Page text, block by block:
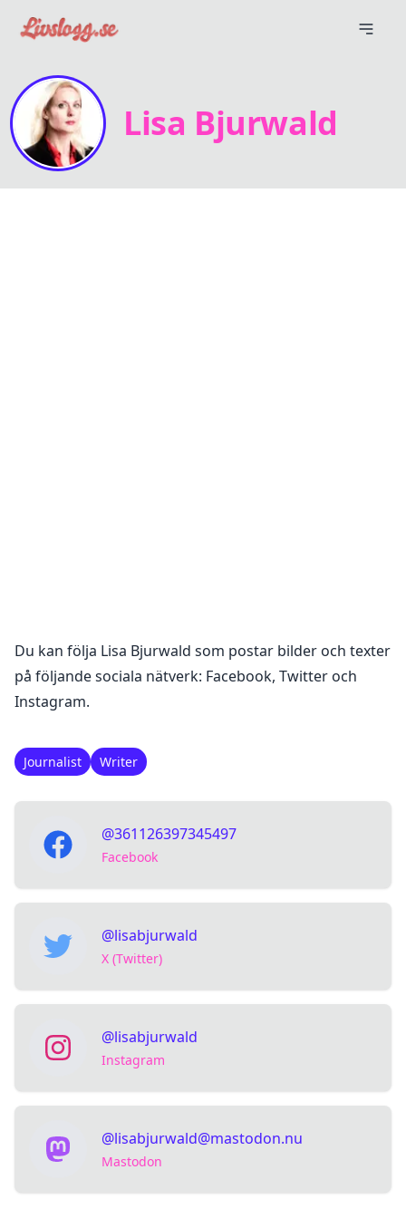
Lisa Bjurwald
Du kan följa Lisa Bjurwald som postar bilder och texter
på följande sociala nätverk: Facebook, Twitter och
Instagram.
Journalist Writer
@361126397345497
Facebook
@lisabjurwald
X (Twitter)
@lisabjurwald
Instagram
@lisabjurwald@mastodon.nu
Mastodon